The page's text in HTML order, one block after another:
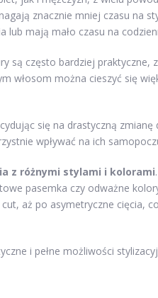
znacznie mniej czasu na
mają mało czasu na
są często bardziej praktyczne,
włosom można cieszyć się
się na drastyczną zmianę
wpływać na ich
z różnymi stylami i kolorami
pasemka czy odważne
aż po asymetryczne cięcia,
i pełne możliwości